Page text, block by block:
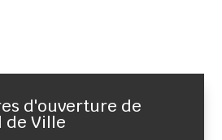
d'ouverture de
de Ville